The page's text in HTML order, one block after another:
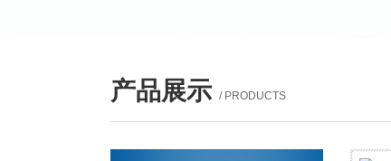
产品展示 / PRODUCTS